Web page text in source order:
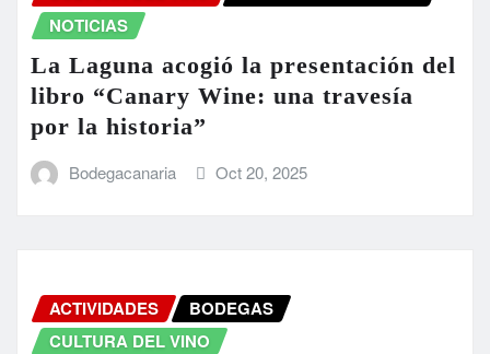
NOTICIAS
La Laguna acogió la presentación del
libro “Canary Wine: una travesía
por la historia”
Bodegacanaria Oct 20, 2025
ACTIVIDADES
BODEGAS
CULTURA DEL VINO